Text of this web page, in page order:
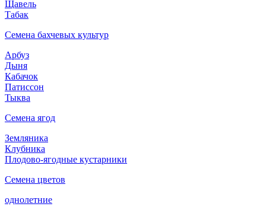
Щавель
Табак
Семена бахчевых культур
Арбуз
Дыня
Кабачок
Патиссон
Тыква
Семена ягод
Земляника
Клубника
Плодово-ягодные кустарники
Семена цветов
однолетние